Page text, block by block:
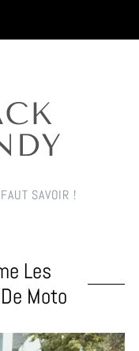
SAVOIR !
Les
Moto